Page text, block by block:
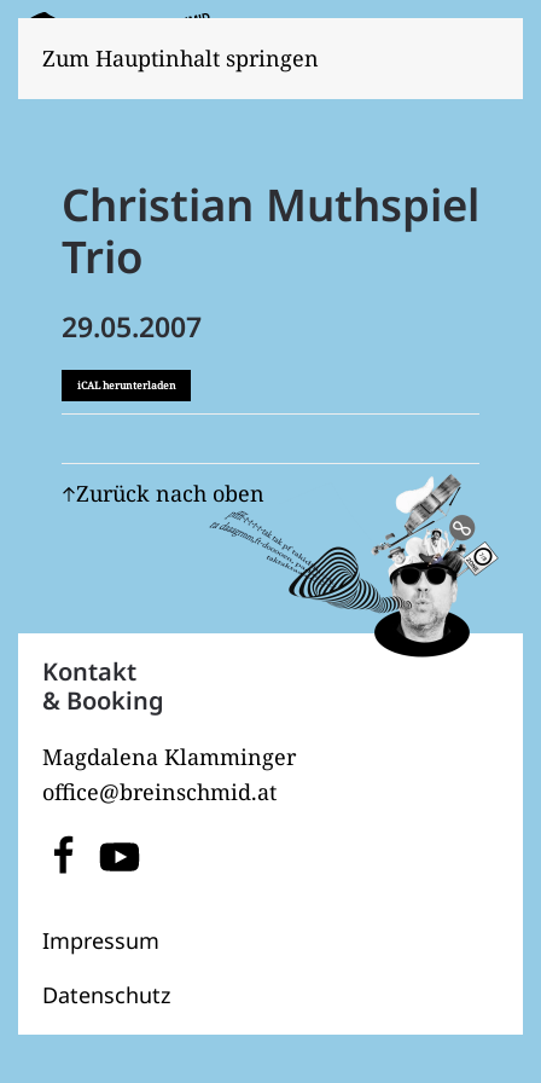
Zum Hauptinhalt springen
Christian Muthspiel
Trio
29.05.2007
iCAL herunterladen
Zurück nach oben
Kontakt
& Booking
Magdalena Klamminger
office@breinschmid.at
Impressum
Datenschutz